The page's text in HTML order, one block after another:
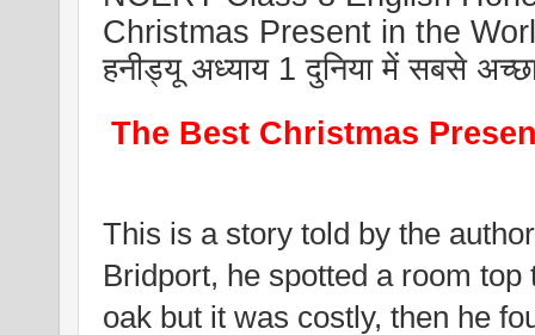
Christmas Present in the
हनीड्यू अध्याय 1 दुनिया में सबसे
The Best Christmas
This is a story told by the
Bridport, he spotted a room
oak but it was costly, then he